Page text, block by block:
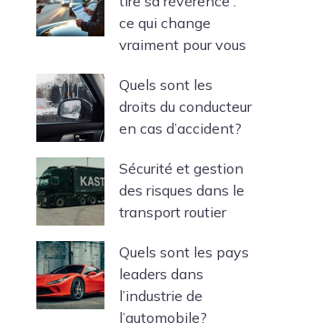
ce qui change
vraiment pour vous
Quels sont les
droits du conducteur
en cas d’accident?
Sécurité et gestion
des risques dans le
transport routier
Quels sont les pays
leaders dans
l’industrie de
l’automobile?